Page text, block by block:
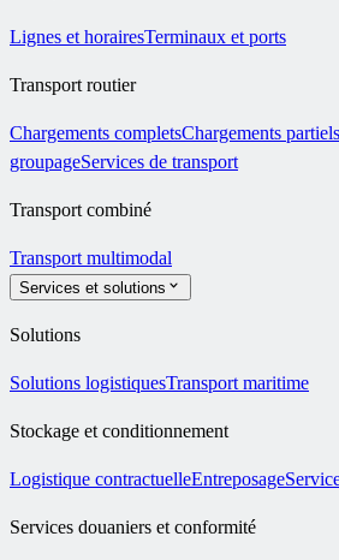
Lignes et horairesTerminaux et ports
Transport routier
Chargements completsChargements partiels
groupageServices de transport
Transport combiné
Transport multimodal
Services et solutions
Solutions
Solutions logistiquesTransport maritime
Stockage et conditionnement
Logistique contractuelleEntreposage
Services douaniers et conformité